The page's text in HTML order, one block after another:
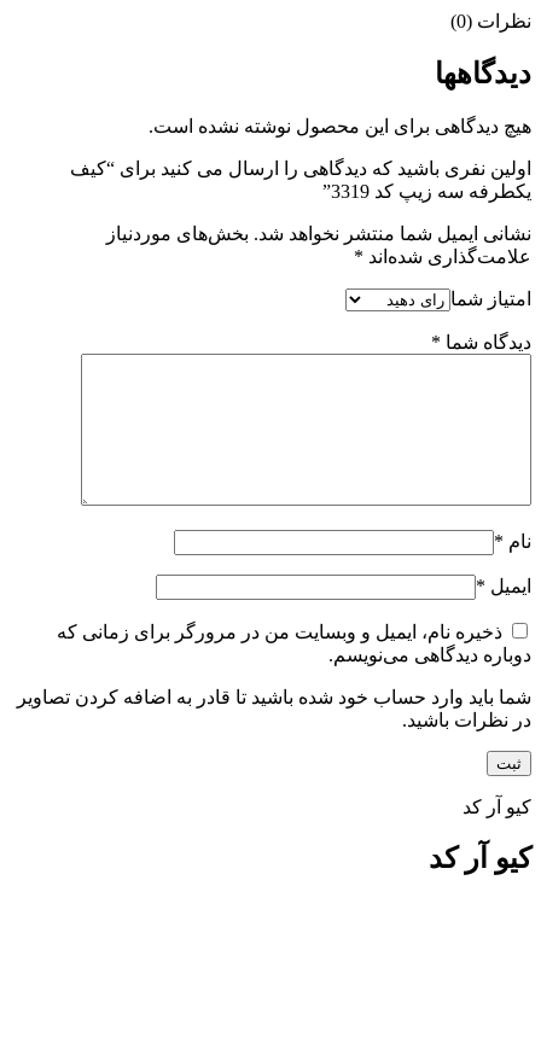
نظرات (0)
دیدگاهها
هیچ دیدگاهی برای این محصول نوشته نشده است.
اولین نفری باشید که دیدگاهی را ارسال می کنید برای “کیف
یکطرفه سه زیپ کد 3319”
نشانی ایمیل شما منتشر نخواهد شد. بخش‌های موردنیاز
علامت‌گذاری شده‌اند *
امتیاز شما
دیدگاه شما *
نام *
ایمیل *
ذخیره نام، ایمیل و وبسایت من در مرورگر برای زمانی که
دوباره دیدگاهی می‌نویسم.
شما باید وارد حساب خود شده باشید تا قادر به اضافه کردن تصاویر
در نظرات باشید.
کیو آر کد
کیو آر کد